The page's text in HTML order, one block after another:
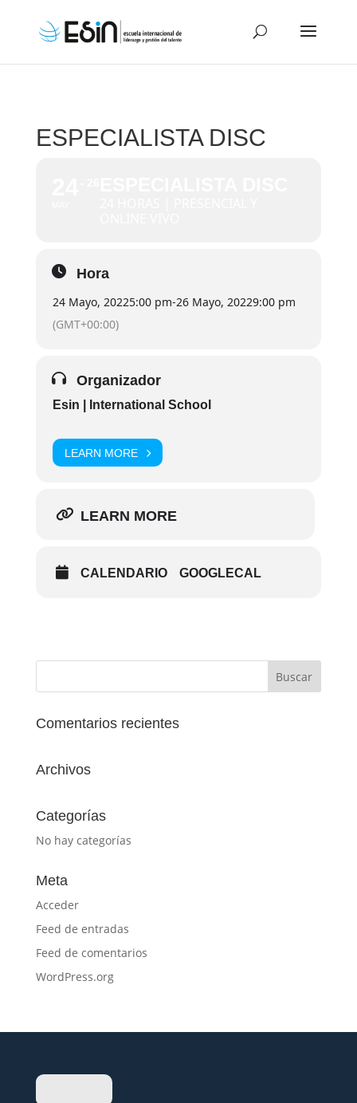
ESPECIALISTA DISC
Hora
24 Mayo, 20225:00 pm-26 Mayo, 20229:00 pm
(GMT+00:00)
Organizador
Esin | International School
LEARN MORE
LEARN MORE
CALENDARIO GOOGLECAL
Comentarios recientes
Archivos
Categorías
No hay categorías
Meta
Acceder
Feed de entradas
Feed de comentarios
WordPress.org